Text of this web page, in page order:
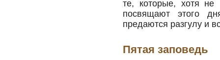
те, которые, хотя
посвящают этого
предаются разгулу и
Пятая заповедь